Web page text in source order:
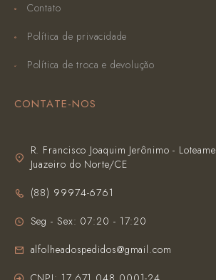
Contato
Política de privacidade
Política de troca e devolução
CONTATE-NOS
R. Francisco Joaquim Jerônimo -
Juazeiro do Norte/CE
(‪88) 99974-6761‬
Seg - Sex: 07:20 - 17:20
alfolheadospedidos@gmail.com